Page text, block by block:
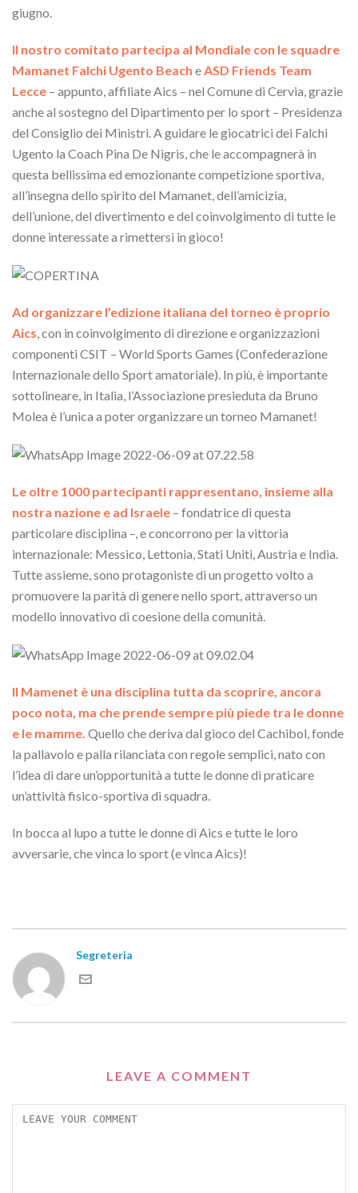
giugno.
Il nostro comitato partecipa al Mondiale con le squadre
Mamanet Falchi Ugento Beach eASD Friends Team
Lecce – appunto, affiliate Aics – nel Comune di Cervia, grazie
anche al sostegno del Dipartimento per lo sport – Presidenza
del Consiglio dei Ministri. A guidare le giocatrici dei Falchi
Ugento la Coach Pina De Nigris, che le accompagnerà in
questa bellissima ed emozionante competizione sportiva,
all’insegna dello spirito del Mamanet, dell’amicizia,
dell’unione, del divertimento e del coinvolgimento di tutte le
donne interessate a rimettersi in gioco!
Ad organizzare l’edizione italiana del torneo è proprio
Aics, con in coinvolgimento di direzione e organizzazioni
componenti CSIT – World Sports Games (Confederazione
Internazionale dello Sport amatoriale). In più, è importante
sottolineare, in Italia, l’Associazione presieduta da Bruno
Molea è l’unica a poter organizzare un torneo Mamanet!
Le oltre 1000 partecipanti rappresentano, insieme alla
nostra nazione e ad Israele – fondatrice di questa
particolare disciplina –, e concorrono per la vittoria
internazionale: Messico, Lettonia, Stati Uniti, Austria e India.
Tutte assieme, sono protagoniste di un progetto volto a
promuovere la parità di genere nello sport, attraverso un
modello innovativo di coesione della comunità.
Il Mamenet è una disciplina tutta da scoprire, ancora
poco nota, ma che prende sempre più piede tra le donne
e le mamme. Quello che deriva dal gioco del Cachibol, fonde
la pallavolo e palla rilanciata con regole semplici, nato con
l’idea di dare un’opportunità a tutte le donne di praticare
un’attività fisico-sportiva di squadra.
In bocca al lupo a tutte le donne di Aics e tutte le loro
avversarie, che vinca lo sport (e vinca Aics)!
Segreteria
LEAVE A COMMENT